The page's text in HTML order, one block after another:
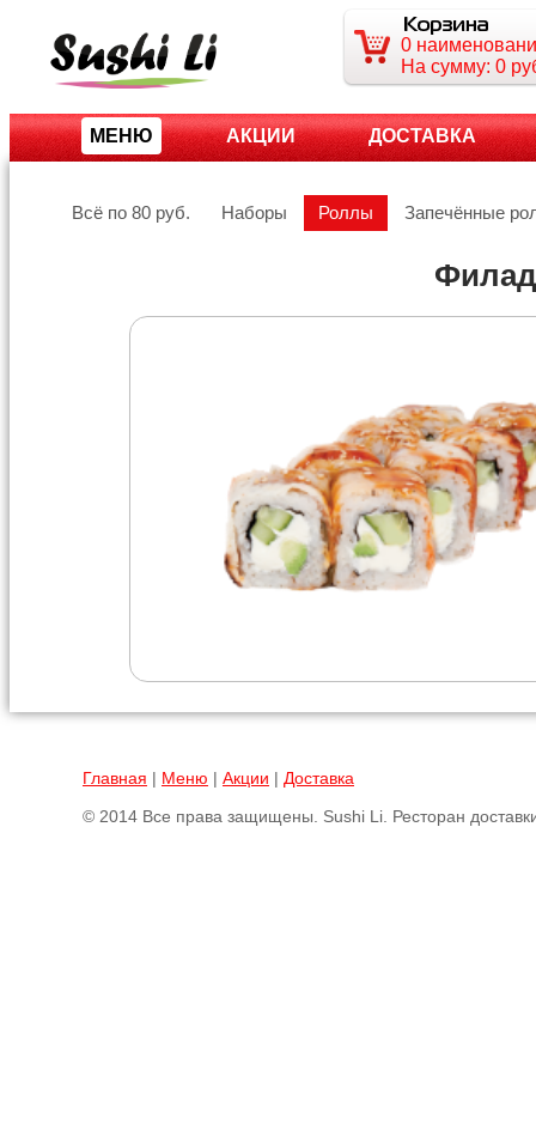
0
На сумму: 0
МЕНЮ АКЦИИ ДОСТАВКА
Всё по 80 руб. Наборы Роллы Запечённые
Главная | Меню | Акции | Доставка
© 2014 Все права защищены. Sushi Li. Ресторан